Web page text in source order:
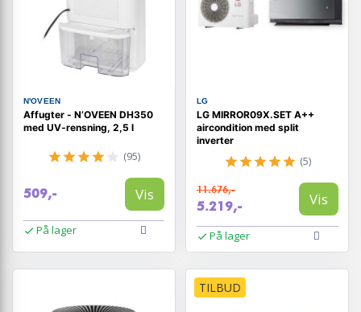
N'OVEEN
Affugter - N’OVEEN DH350
med UV‑rensning, 2,5 l
(95)
509,- Vis
På lager
LG
LG MIRROR09X.SET A++
aircondition med split
inverter
(5)
11.676,-
5.219,- Vis
På lager
TILBUD